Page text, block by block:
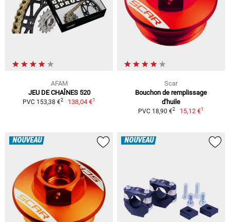
AFAM
JEU DE CHAÎNES 520
PVC 153,38 €2 138,04 €1
Scar
Bouchon de remplissage
d'huile
PVC 18,90 €2 15,12 €1
NOUVEAU NOUVEAU